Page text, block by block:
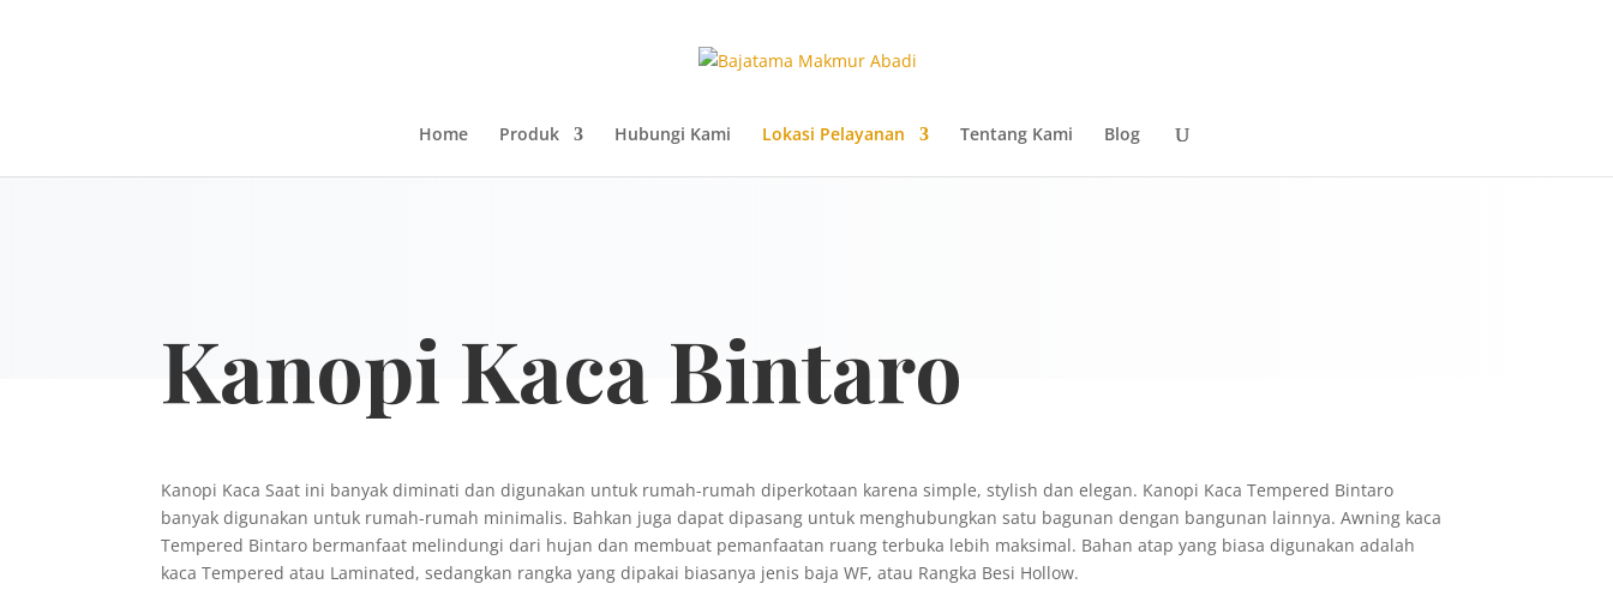
Home Produk Hubungi Kami Lokasi Pelayanan Tentang Kami Blog
Kanopi Kaca Bintaro
Kanopi Kaca Saat ini banyak diminati dan digunakan untuk rumah-rumah diperkotaan karena simple, stylish dan elegan. Kanopi Kaca Tempered Bintaro
banyak digunakan untuk rumah-rumah minimalis. Bahkan juga dapat dipasang untuk menghubungkan satu bagunan dengan bangunan lainnya. Awning kaca
Tempered Bintaro bermanfaat melindungi dari hujan dan membuat pemanfaatan ruang terbuka lebih maksimal. Bahan atap yang biasa digunakan adalah
kaca Tempered atau Laminated, sedangkan rangka yang dipakai biasanya jenis baja WF, atau Rangka Besi Hollow.